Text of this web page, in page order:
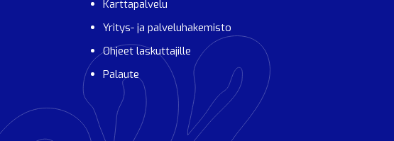
Karttapalvelu
Yritys- ja palveluhakemisto
Ohjeet laskuttajille
Palaute